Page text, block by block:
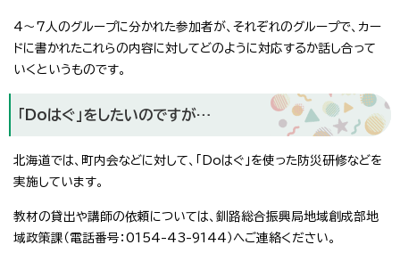
4～7人のグループに分かれた参加者が、それぞれのグループで、カー
ドに書かれたこれらの内容に対してどのように対応するか話し合って
いくというものです。
「Doはぐ」をしたいのですが…
北海道では、町内会などに対して、「Doはぐ」を使った防災研修などを
実施しています。
教材の貸出や講師の依頼については、釧路総合振興局地域創成部地
域政策課（電話番号：0154-43-9144）へご連絡ください。